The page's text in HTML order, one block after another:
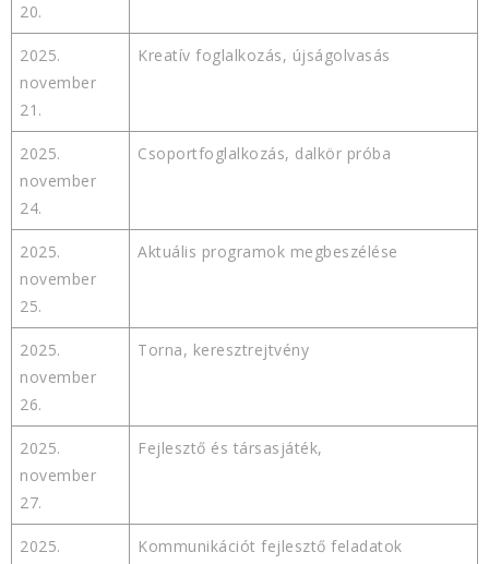
20.
2025.
november
21.
Kreatív foglalkozás, újságolvasás
2025.
november
24.
Csoportfoglalkozás, dalkör próba
2025.
november
25.
Aktuális programok megbeszélése
2025.
november
26.
Torna, keresztrejtvény
2025.
november
27.
Fejlesztő és társasjáték,
2025.
Kommunikációt fejlesztő feladatok